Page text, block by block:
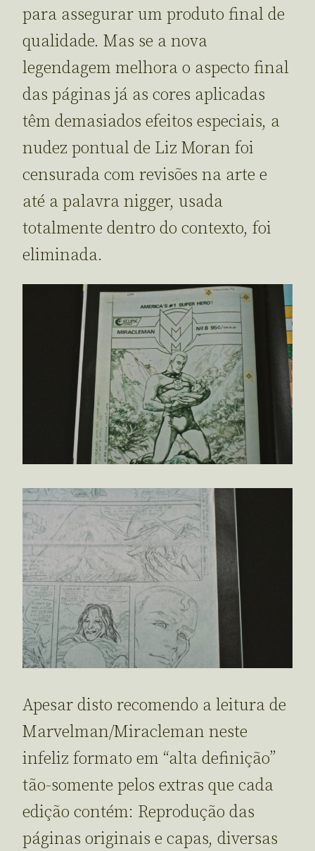
para assegurar um produto final de
qualidade. Mas se a nova
legendagem melhora o aspecto final
das páginas já as cores aplicadas
têm demasiados efeitos especiais, a
nudez pontual de Liz Moran foi
censurada com revisões na arte e
até a palavra nigger, usada
totalmente dentro do contexto, foi
eliminada.
Apesar disto recomendo a leitura de
Marvelman/Miracleman neste
infeliz formato em “alta definição”
tão-somente pelos extras que cada
edição contém: Reprodução das
páginas originais e capas, diversas